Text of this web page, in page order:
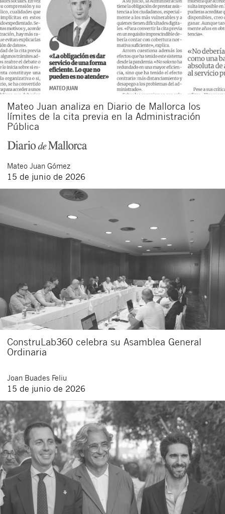
Mateo Juan analiza en Diario de Mallorca los
límites de la cita previa en la Administración
Pública
Mateo Juan Gómez
15 de junio de 2026
ConstruLab360 celebra su Asamblea General
Ordinaria
Joan Buades Feliu
15 de junio de 2026